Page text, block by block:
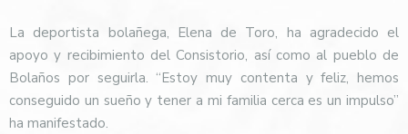
La deportista bolañega, Elena de Toro, ha agradecido el
apoyo y recibimiento del Consistorio, así como al pueblo de
Bolaños por seguirla. “Estoy muy contenta y feliz, hemos
conseguido un sueño y tener a mi familia cerca es un impulso”
ha manifestado.